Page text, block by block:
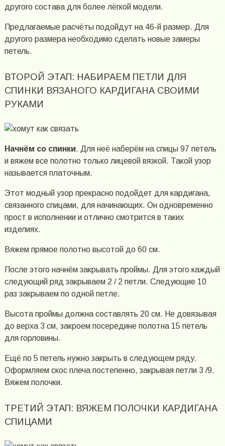
другого состава для более лёгкой модели.
Предлагаемые расчёты подойдут на 46-й размер. Для
другого размера необходимо сделать новые замеры
петель.
ВТОРОЙ ЭТАП: НАБИРАЕМ ПЕТЛИ ДЛЯ
СПИНКИ ВЯЗАНОГО КАРДИГАНА СВОИМИ
РУКАМИ
Начнём со спинки. Для неё наберём на спицы 97 петель
и вяжем все полотно только лицевой вязкой. Такой узор
называется платочным.
Этот модный узор прекрасно подойдет для кардигана,
связанного спицами, для начинающих. Он одновременно
прост в исполнении и отлично смотрится в таких
изделиях.
Вяжем прямое полотно высотой до 60 см.
После этого начнём закрывать проймы. Для этого каждый
следующий ряд закрываем 2 / 2 петли. Следующие 10
раз закрываем по одной петле.
Высота проймы должна составлять 20 см. Не довязывая
до верха 3 см, закроем посередине полотна 15 петель
для горловины.
Ещё по 5 петель нужно закрыть в следующем ряду.
Оформляем скос плеча постепенно, закрывая петли 3 /9.
Вяжем полочки.
ТРЕТИЙ ЭТАП: ВЯЖЕМ ПОЛОЧКИ КАРДИГАНА
СПИЦАМИ